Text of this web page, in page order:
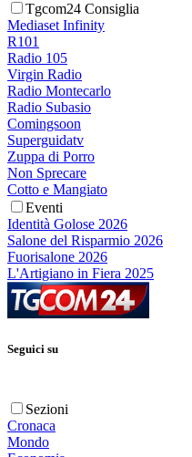
Tgcom24 Consiglia
Mediaset Infinity
R101
Radio 105
Virgin Radio
Radio Montecarlo
Radio Subasio
Comingsoon
Superguidatv
Zuppa di Porro
Non Sprecare
Cotto e Mangiato
Eventi
Identità Golose 2026
Salone del Risparmio 2026
Fuorisalone 2026
L'Artigiano in Fiera 2025
Seguici su
Sezioni
Cronaca
Mondo